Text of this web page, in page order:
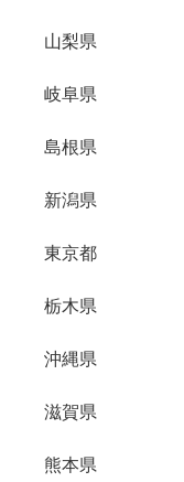
山梨県
岐阜県
島根県
新潟県
東京都
栃木県
沖縄県
滋賀県
熊本県